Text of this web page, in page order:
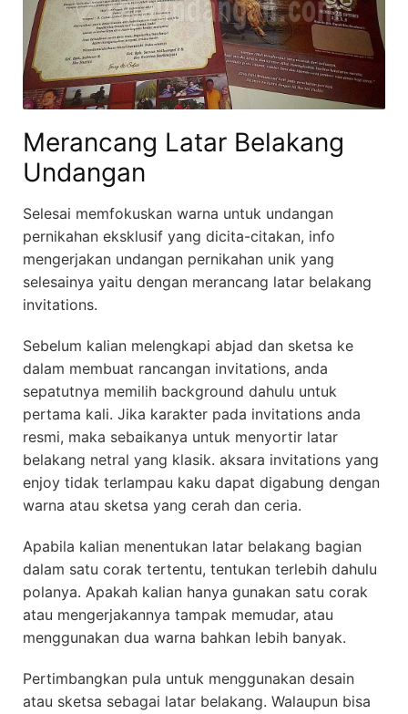
Merancang Latar Belakang
Undangan
Selesai memfokuskan warna untuk undangan
pernikahan eksklusif yang dicita-citakan, info
mengerjakan undangan pernikahan unik yang
selesainya yaitu dengan merancang latar belakang
invitations.
Sebelum kalian melengkapi abjad dan sketsa ke
dalam membuat rancangan invitations, anda
sepatutnya memilih background dahulu untuk
pertama kali. Jika karakter pada invitations anda
resmi, maka sebaikanya untuk menyortir latar
belakang netral yang klasik. aksara invitations yang
enjoy tidak terlampau kaku dapat digabung dengan
warna atau sketsa yang cerah dan ceria.
Apabila kalian menentukan latar belakang bagian
dalam satu corak tertentu, tentukan terlebih dahulu
polanya. Apakah kalian hanya gunakan satu corak
atau mengerjakannya tampak memudar, atau
menggunakan dua warna bahkan lebih banyak.
Pertimbangkan pula untuk menggunakan desain
atau sketsa sebagai latar belakang. Walaupun bisa